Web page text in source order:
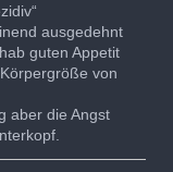
ausgedehnt
guten Appetit
von
aber die Angst